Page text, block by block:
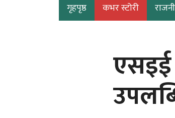
गृहपृष्ठ कभर स्टोरी
एसइई